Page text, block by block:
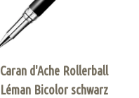
Caran d'Ache Rollerball
Léman Bicolor schwarz